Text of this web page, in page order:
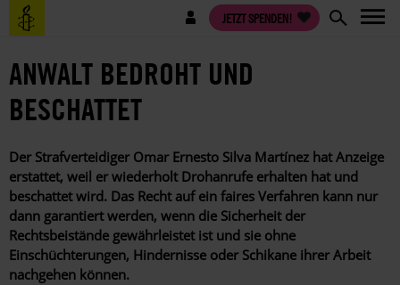
Direkt
zum
Benutzermenü JETZT SPENDEN!
ANWALT BEDROHT UND
BESCHATTET
Der Strafverteidiger Omar Ernesto Silva Martínez hat Anzeige
erstattet, weil er wiederholt Drohanrufe erhalten hat und
beschattet wird. Das Recht auf ein faires Verfahren kann nur
dann garantiert werden, wenn die Sicherheit der
Rechtsbeistände gewährleistet ist und sie ohne
Einschüchterungen, Hindernisse oder Schikane ihrer Arbeit
nachgehen können.